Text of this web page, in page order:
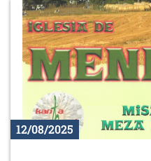
12/08/2025